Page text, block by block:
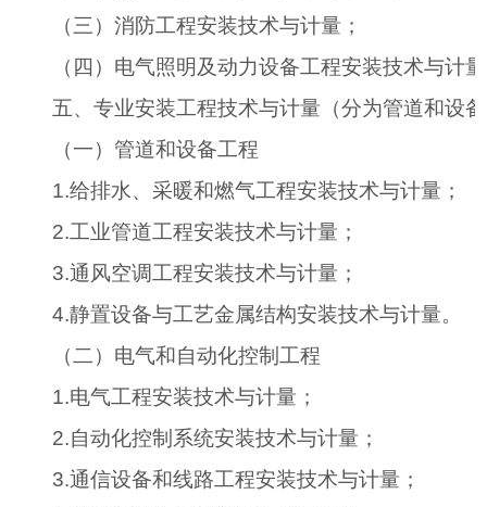
（三）消防工程安装技术与计量；
（四）电气照明及动力设备工程安装技术与计
五、专业安装工程技术与计量（分为管道和设
（一）管道和设备工程
1.给排水、采暖和燃气工程安装技术与计量；
2.工业管道工程安装技术与计量；
3.通风空调工程安装技术与计量；
4.静置设备与工艺金属结构安装技术与计量。
（二）电气和自动化控制工程
1.电气工程安装技术与计量；
2.自动化控制系统安装技术与计量；
3.通信设备和线路工程安装技术与计量；